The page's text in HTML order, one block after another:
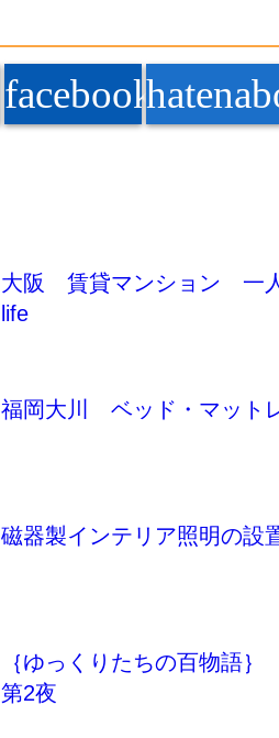
facebook
大阪 賃貸マンション 一
life
福岡大川 ベッド・マット
磁器製インテリア照明の設
｛ゆっくりたちの百物語
第2夜